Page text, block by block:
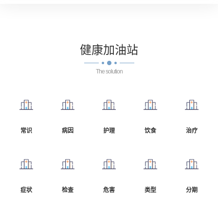
健康加油站
The solution
常识 病因 护理 饮食 治疗
症状 检查 危害 类型 分期